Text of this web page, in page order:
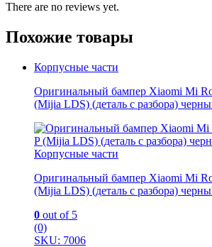
There are no reviews yet.
Похожие товары
Корпусные части
Оригинальный бампер Xiaomi Mi
(Mijia LDS) (деталь с разбора)
Корпусные части
Оригинальный бампер Xiaomi Mi
(Mijia LDS) (деталь с разбора)
0 out of 5
(0)
SKU: 7006